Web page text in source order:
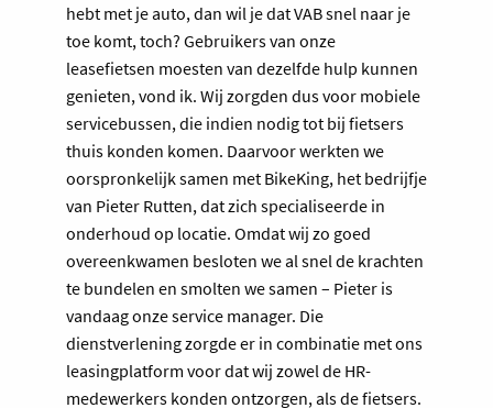
hebt met je auto, dan wil je dat VAB snel naar je
toe komt, toch? Gebruikers van onze
leasefietsen moesten van dezelfde hulp kunnen
genieten, vond ik. Wij zorgden dus voor mobiele
servicebussen, die indien nodig tot bij fietsers
thuis konden komen. Daarvoor werkten we
oorspronkelijk samen met BikeKing, het bedrijfje
van Pieter Rutten, dat zich specialiseerde in
onderhoud op locatie. Omdat wij zo goed
overeenkwamen besloten we al snel de krachten
te bundelen en smolten we samen – Pieter is
vandaag onze service manager. Die
dienstverlening zorgde er in combinatie met ons
leasingplatform voor dat wij zowel de HR-
medewerkers konden ontzorgen, als de fietsers.